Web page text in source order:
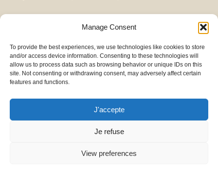
Manage Consent
To provide the best experiences, we use technologies like cookies to store
and/or access device information. Consenting to these technologies will
allow us to process data such as browsing behavior or unique IDs on this
site. Not consenting or withdrawing consent, may adversely affect certain
features and functions.
J'accepte
Je refuse
View preferences